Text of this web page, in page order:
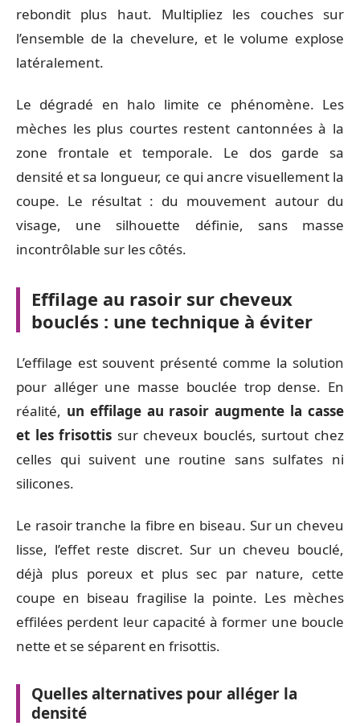
rebondit plus haut. Multipliez les couches sur
l’ensemble de la chevelure, et le volume explose
latéralement.
Le dégradé en halo limite ce phénomène. Les
mèches les plus courtes restent cantonnées à la
zone frontale et temporale. Le dos garde sa
densité et sa longueur, ce qui ancre visuellement la
coupe. Le résultat : du mouvement autour du
visage, une silhouette définie, sans masse
incontrôlable sur les côtés.
Effilage au rasoir sur cheveux
bouclés : une technique à éviter
L’effilage est souvent présenté comme la solution
pour alléger une masse bouclée trop dense. En
réalité, un effilage au rasoir augmente la casse
et les frisottis sur cheveux bouclés, surtout chez
celles qui suivent une routine sans sulfates ni
silicones.
Le rasoir tranche la fibre en biseau. Sur un cheveu
lisse, l’effet reste discret. Sur un cheveu bouclé,
déjà plus poreux et plus sec par nature, cette
coupe en biseau fragilise la pointe. Les mèches
effilées perdent leur capacité à former une boucle
nette et se séparent en frisottis.
Quelles alternatives pour alléger la
densité